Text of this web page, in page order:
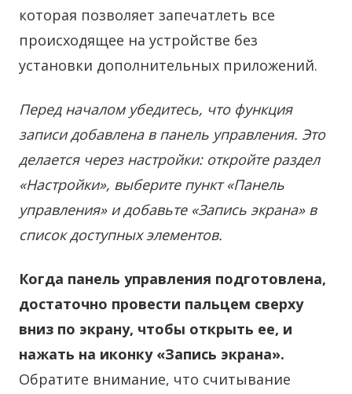
которая позволяет запечатлеть все
происходящее на устройстве без
установки дополнительных приложений.
Перед началом убедитесь, что функция
записи добавлена в панель управления. Это
делается через настройки: откройте раздел
«Настройки», выберите пункт «Панель
управления» и добавьте «Запись экрана» в
список доступных элементов.
Когда панель управления подготовлена,
достаточно провести пальцем сверху
вниз по экрану, чтобы открыть ее, и
нажать на иконку «Запись экрана».
Обратите внимание, что считывание